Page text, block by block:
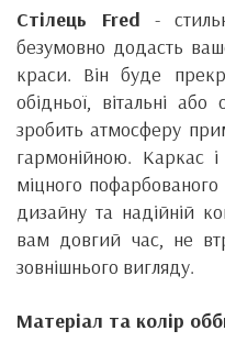
Стілець Fred-
безумовно додасть
краси. Вінбуде
обідньої, вітальні
зробить атмосферу
гармонійною. Каркас і
міцного пофарбованого
дизайну та надійній
вам довгий час, не
зовнішнього вигляду.
Матеріал та колір